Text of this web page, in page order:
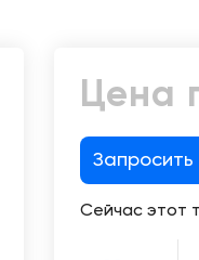
Цена
Запросить
Сейчас этот